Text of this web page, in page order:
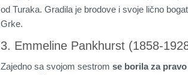
od Turaka. Gradila je brodove i svoje lično
Grke.
3. Emmeline Pankhurst (1858-
Zajedno sa svojom sestrom se borila za